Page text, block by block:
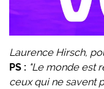
Laurence Hirsch,
PS : "Le monde est
ceux qui ne savent